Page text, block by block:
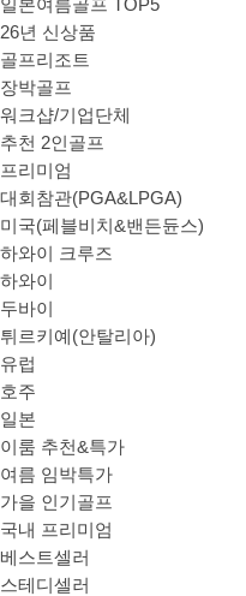
일본여름골프 TOP5
26년 신상품
골프리조트
장박골프
워크샵/기업단체
추천 2인골프
프리미엄
대회참관(PGA&LPGA)
미국(페블비치&밴든듄스)
하와이 크루즈
하와이
두바이
튀르키예(안탈리아)
유럽
호주
일본
이룸 추천&특가
여름 임박특가
가을 인기골프
국내 프리미엄
베스트셀러
스테디셀러